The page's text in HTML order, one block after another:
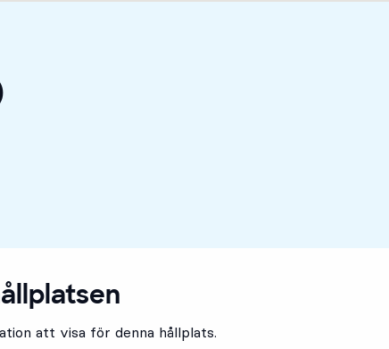
att visa för denna hållplats.